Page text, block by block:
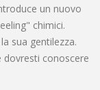
un nuovo
chimici.
sua gentilezza.
dovresti conoscere